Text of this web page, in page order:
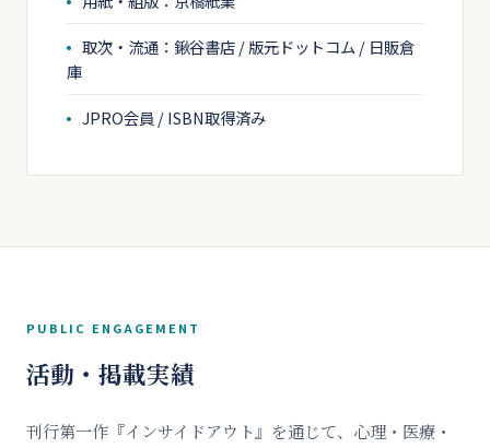
取次・流通：鍬谷書店 / 版元ドットコム / 日販倉
庫
JPRO会員 / ISBN取得済み
PUBLIC ENGAGEMENT
活動・掲載実績
刊行第一作『インサイドアウト』を通じて、心理・医療・